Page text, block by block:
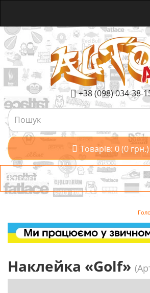
+38 (098) 034-38-
Товарів: 0 (0 грн.)
Категорії
Наклейка «Golf»